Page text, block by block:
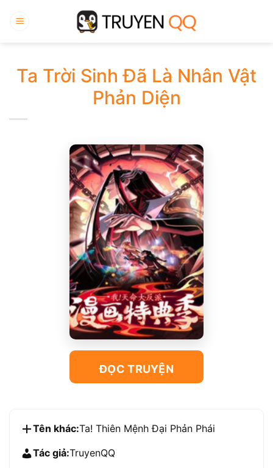
qua
Ta Trời Sinh Đã Là Nhân Vật
Phản Diện
ĐỌC TRUYỆN
Tên khác:Ta! Thiên Mệnh Đại Phản Phái
Tác giả:TruyenQQ